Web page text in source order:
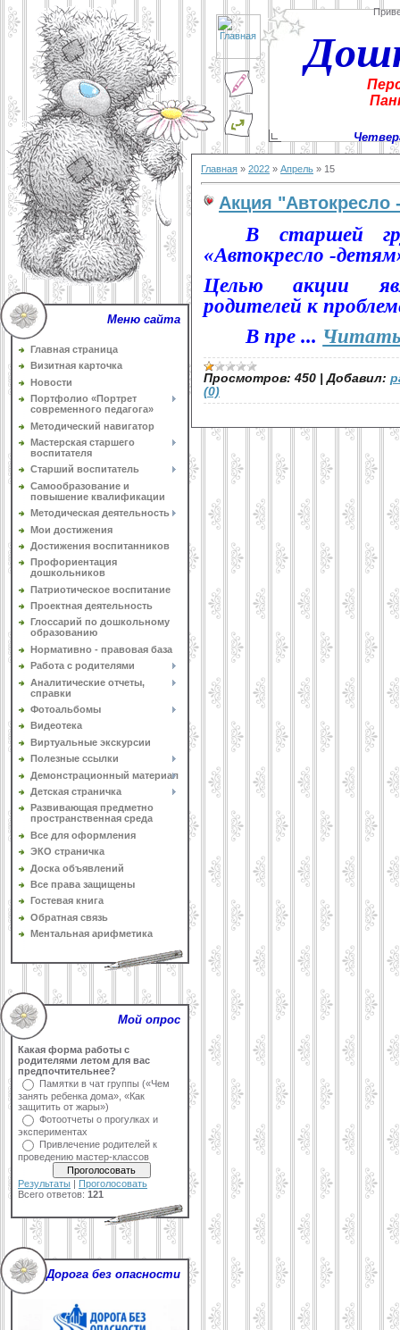
Меню сайта
Главная страница
Визитная карточка
Новости
Портфолио «Портрет
современного педагога»
Методический навигатор
Мастерская старшего
воспитателя
Старший воспитатель
Самообразование и
повышение квалификации
Методическая деятельность
Мои достижения
Достижения воспитанников
Профориентация
дошкольников
Патриотическое воспитание
Проектная деятельность
Глоссарий по дошкольному
образованию
Нормативно - правовая база
Работа с родителями
Аналитические отчеты,
справки
Фотоальбомы
Видеотека
Виртуальные экскурсии
Полезные ссылки
Демонстрационный материал
Детская страничка
Развивающая предметно
пространственная среда
Все для оформления
ЭКО страничка
Доска объявлений
Все права защищены
Гостевая книга
Обратная связь
Ментальная арифметика
Мой опрос
Какая форма работы с
родителями летом для вас
предпочтительнее?
Памятки в чат группы («Чем
занять ребенка дома», «Как
защитить от жары»)
Фотоотчеты о прогулках и
экспериментах
Привлечение родителей к
проведению мастер-классов
Результаты | Проголосовать
Всего ответов: 121
Дорога без опасности
Главная » 2022 » Апрель » 15
Акция "Автокресло
В старшей
«Автокресло -
Целью акции
родителей к
В пре...
Просмотров: 450 |Добавил:
(0)